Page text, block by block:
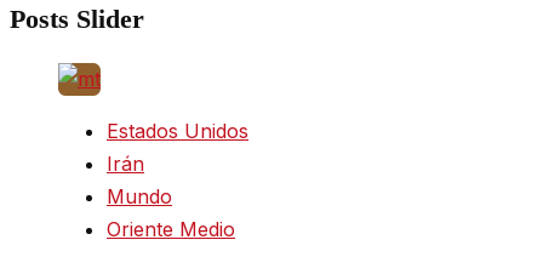
Posts Slider
Estados Unidos
Irán
Mundo
Oriente Medio